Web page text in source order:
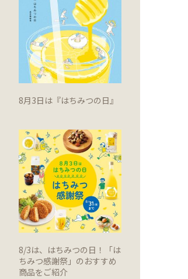
8月3日は『はちみつの日』
8/3は、はちみつの日！「は
ちみつ感謝祭」のおすすめ
商品をご紹介